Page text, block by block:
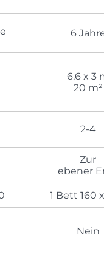
6
6,6 x 3
20 m²
2-4
Zur
ebener
1 Bett 160
Nein